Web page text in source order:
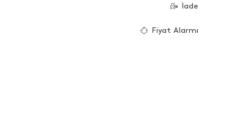
İade
Fiyat Alarmı